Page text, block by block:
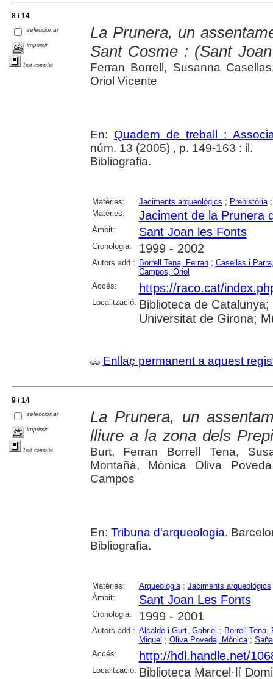
8 / 14
seleccionar
imprimir
Text complet
La Prunera, un
Sant Cosme : (Sant
Ferran Borrell, Susanna
Oriol Vicente
En: Quadern de treball :
núm. 13 (2005) , p. 149-163 : il.
Bibliografia.
Matèries: Jaciments arqueològics ; Prehistòria
Matèries:
Jaciment de la Prunera
Àmbit: Sant Joan les Fonts
Cronologia: 1999 - 2002
Autors add.: Borrell Tena, Ferran; Casellas i
Campos, Oriol
Accés:
https://raco.cat/
Localització: Biblioteca de
Universitat de Girona;
Enllaç permanent a aquest
9 / 14
seleccionar
imprimir
Text complet
La Prunera, un
lliure a la zona dels
Burt, Ferran Borrell Tena,
Montañà, Mònica Oliva
Campos
En: Tribuna d'arqueologia.
Bibliografia.
Matèries: Arqueologia; Jaciments arqueològics
Àmbit:
Sant Joan Les Fonts
Cronologia: 1999 - 2001
Autors add.: Alcalde i Gurt, Gabriel ; Borrell Tena,
Miquel ; Oliva Poveda, Mònica;
Accés:
http://hdl.handle.net/
Localització: Biblioteca Marcel·lí